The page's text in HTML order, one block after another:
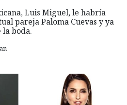
Luis Miguel, le habría
pareja Paloma Cuevas y ya
la boda.